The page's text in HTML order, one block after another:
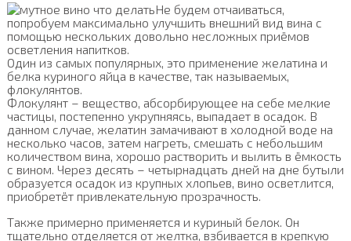
Не будем отчаиваться,
попробуем максимально улучшить внешний вид вина с
помощью нескольких довольно несложных приёмов
осветления напитков.
Один из самых популярных, это применение желатина и
белка куриного яйца в качестве, так называемых,
флокулянтов.
Флокулянт – вещество, абсорбирующее на себе мелкие
частицы, постепенно укрупняясь, выпадает в осадок. В
данном случае, желатин замачивают в холодной воде на
несколько часов, затем нагреть, смешать с небольшим
количеством вина, хорошо растворить и вылить в ёмкость
с вином. Через десять – четырнадцать дней на дне бутыли
образуется осадок из крупных хлопьев, вино осветлится,
приобретёт привлекательную прозрачность.
Также примерно применяется и куриный белок. Он
тщательно отделяется от желтка, взбивается в крепкую